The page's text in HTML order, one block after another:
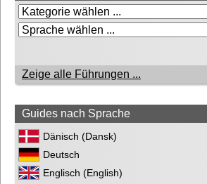
Zeige alle Führungen ...
Guides nach Sprache
Dänisch (Dansk)
Deutsch
Englisch (English)